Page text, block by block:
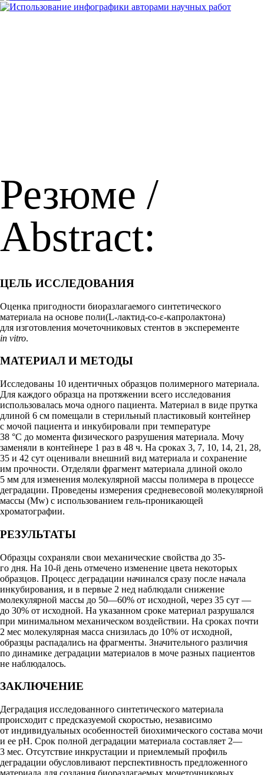
Резюме /
Abstract:
ЦЕЛЬ ИССЛЕДОВАНИЯ
Оценка пригодности биоразлагаемого синтетического
материала на основе поли(L-лактид-со-ε-капролактона)
для изготовления мочеточниковых стентов в эксперементе
in vitro.
МАТЕРИАЛ И МЕТОДЫ
Исследованы 10 идентичных образцов полимерного материала.
Для каждого образца на протяжении всего исследования
использовалась моча одного пациента. Материал в виде прутка
длиной 6 см помещали в стерильный пластиковый контейнер
с мочой пациента и инкубировали при температуре
38 °C до момента физического разрушения материала. Мочу
заменяли в контейнере 1 раз в 48 ч. На сроках 3, 7, 10, 14, 21, 28,
35 и 42 сут оценивали внешний вид материала и сохранение
им прочности. Отделяли фрагмент материала длиной около
5 мм для изменения молекулярной массы полимера в процессе
деградации. Проведены измерения средневесовой молекулярной
массы (Mw) с использованием гель-проникающей
хроматографии.
РЕЗУЛЬТАТЫ
Образцы сохраняли свои механические свойства до 35-
го дня. На 10-й день отмечено изменение цвета некоторых
образцов. Процесс деградации начинался сразу после начала
инкубирования, и в первые 2 нед наблюдали снижение
молекулярной массы до 50—60% от исходной, через 35 сут —
до 30% от исходной. На указанном сроке материал разрушался
при минимальном механическом воздействии. На сроках почти
2 мес молекулярная масса снизилась до 10% от исходной,
образцы распадались на фрагменты. Значительного различия
по динамике деградации материалов в моче разных пациентов
не наблюдалось.
ЗАКЛЮЧЕНИЕ
Деградация исследованного синтетического материала
происходит с предсказуемой скоростью, независимо
от индивидуальных особенностей биохимического состава мочи
и ее pH. Срок полной деградации материала составляет 2—
3 мес. Отсутствие инкрустации и приемлемый профиль
деградации обусловливают перспективность предложенного
материала для создания биоразлагаемых мочеточниковых